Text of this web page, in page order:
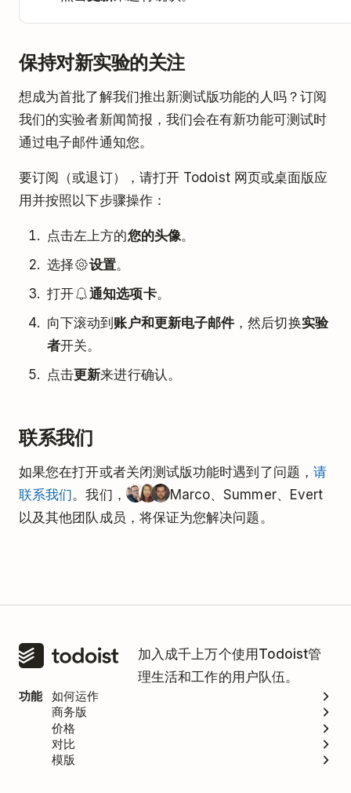
保持对新实验的关注
想成为首批了解我们推出新测试版功能的人吗？订阅
我们的实验者新闻简报，我们会在有新功能可测试时
通过电子邮件通知您。
要订阅（或退订），请打开 Todoist 网页或桌面版应
用并按照以下步骤操作：
点击左上方的您的头像。
选择
设置。
打开
通知选项卡。
向下滚动到 账户和更新电子邮件 ，然后切换实验
者开关。
点击更新来进行确认。
联系我们
如果您在打开或者关闭测试版功能时遇到了问题， 请
联系我们。我们，
Marco、Summer、Evert
以及其他团队成员，将保证为您解决问题。
加入成千上万个使用Todoist管
理生活和工作的用户队伍。
功能
如何运作
商务版
价格
对比
模版